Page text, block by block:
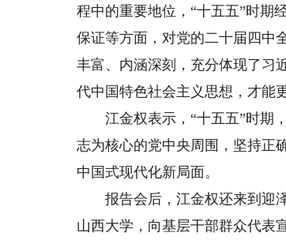
程中的重要地位，“十五五”时期
保证等方面，对党的二十届四中
丰富、内涵深刻，充分体现了习
代中国特色社会主义思想，才能
江金权表示，“十五五”时期，
志为核心的党中央周围，坚持正
中国式现代化新局面。
报告会后，江金权还来到迎泽
山西大学，向基层干部群众代表